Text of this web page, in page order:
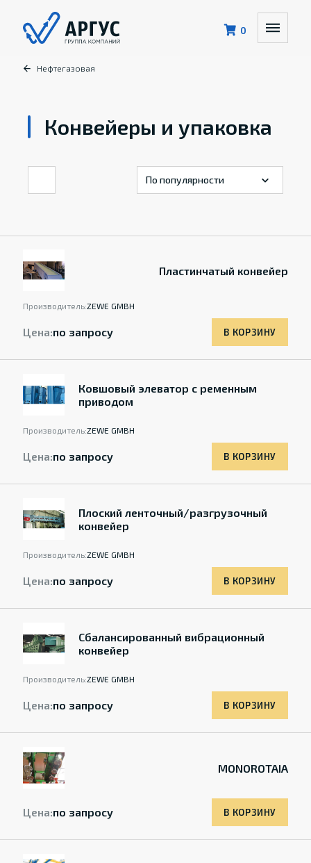
0
Нефтегазовая
Конвейеры и упаковка
Пластинчатый конвейер
Производитель:ZEWE GMBH
Цена:по запросу В КОРЗИНУ
Ковшовый элеватор с ременным
приводом
Производитель:ZEWE GMBH
Цена:по запросу В КОРЗИНУ
Плоский ленточный/разгрузочный
конвейер
Производитель:ZEWE GMBH
Цена:по запросу В КОРЗИНУ
Сбалансированный вибрационный
конвейер
Производитель:ZEWE GMBH
Цена:по запросу В КОРЗИНУ
MONOROTAIA
Цена:по запросу В КОРЗИНУ